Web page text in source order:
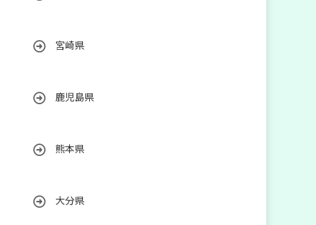
宮崎県
鹿児島県
熊本県
大分県